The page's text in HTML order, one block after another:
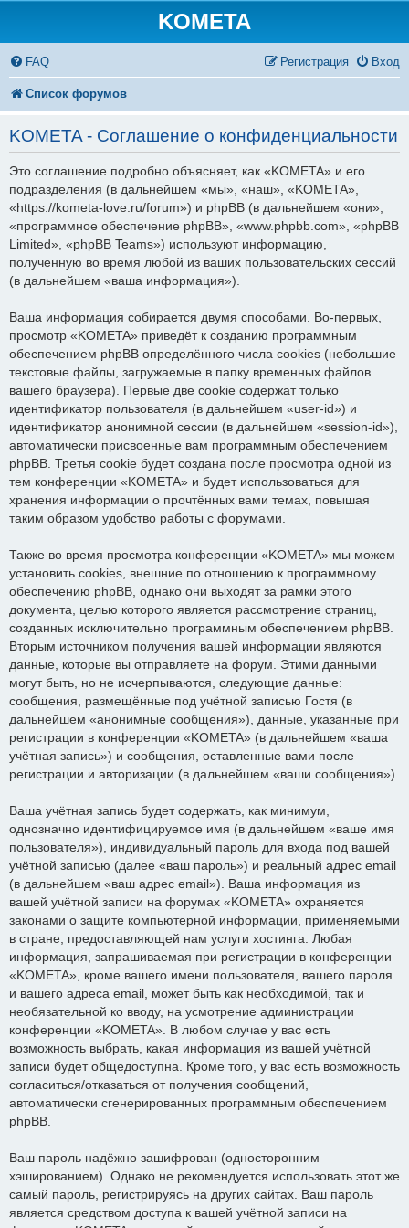
KOMETA
FAQ Вход
Регистрация
Список форумов
KOMETA - Соглашение о конфиденциальности
Это соглашение подробно объясняет, как «KOMETA» и его
подразделения (в дальнейшем «мы», «наш», «KOMETA»,
«https://kometa-love.ru/forum») и phpBB (в дальнейшем «они»,
«программное обеспечение phpBB», «www.phpbb.com», «phpBB
Limited», «phpBB Teams») используют информацию,
полученную во время любой из ваших пользовательских сессий
(в дальнейшем «ваша информация»).
Ваша информация собирается двумя способами. Во-первых,
просмотр «KOMETA» приведёт к созданию программным
обеспечением phpBB определённого числа cookies (небольшие
текстовые файлы, загружаемые в папку временных файлов
вашего браузера). Первые две cookie содержат только
идентификатор пользователя (в дальнейшем «user-id») и
идентификатор анонимной сессии (в дальнейшем «session-id»),
автоматически присвоенные вам программным обеспечением
phpBB. Третья cookie будет создана после просмотра одной из
тем конференции «KOMETA» и будет использоваться для
хранения информации о прочтённых вами темах, повышая
таким образом удобство работы с форумами.
Также во время просмотра конференции «KOMETA» мы можем
установить cookies, внешние по отношению к программному
обеспечению phpBB, однако они выходят за рамки этого
документа, целью которого является рассмотрение страниц,
созданных исключительно программным обеспечением phpBB.
Вторым источником получения вашей информации являются
данные, которые вы отправляете на форум. Этими данными
могут быть, но не исчерпываются, следующие данные:
сообщения, размещённые под учётной записью Гостя (в
дальнейшем «анонимные сообщения»), данные, указанные при
регистрации в конференции «KOMETA» (в дальнейшем «ваша
учётная запись») и сообщения, оставленные вами после
регистрации и авторизации (в дальнейшем «ваши сообщения»).
Ваша учётная запись будет содержать, как минимум,
однозначно идентифицируемое имя (в дальнейшем «ваше имя
пользователя»), индивидуальный пароль для входа под вашей
учётной записью (далее «ваш пароль») и реальный адрес email
(в дальнейшем «ваш адрес email»). Ваша информация из
вашей учётной записи на форумах «KOMETA» охраняется
законами о защите компьютерной информации, применяемыми
в стране, предоставляющей нам услуги хостинга. Любая
информация, запрашиваемая при регистрации в конференции
«KOMETA», кроме вашего имени пользователя, вашего пароля
и вашего адреса email, может быть как необходимой, так и
необязательной ко вводу, на усмотрение администрации
конференции «KOMETA». В любом случае у вас есть
возможность выбрать, какая информация из вашей учётной
записи будет общедоступна. Кроме того, у вас есть возможность
согласиться/отказаться от получения сообщений,
автоматически сгенерированных программным обеспечением
phpBB.
Ваш пароль надёжно зашифрован (односторонним
хэшированием). Однако не рекомендуется использовать этот же
самый пароль, регистрируясь на других сайтах. Ваш пароль
является средством доступа к вашей учётной записи на